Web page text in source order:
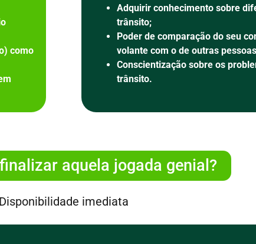
como
Adquirir conhecimento sobre
trânsito;
Poder de comparação do seu
volante com o de outras
Conscientização sobre os
trânsito.
aquela jogada genial?
Disponibilidade imediata